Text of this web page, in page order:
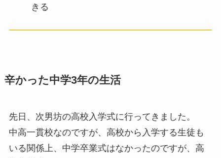
きる
辛かった中学3年の生活
先日、次男坊の高校入学式に行ってきました。
中高一貫校なのですが、高校から入学する生徒も
いる関係上、中学卒業式はなかったのですが、高